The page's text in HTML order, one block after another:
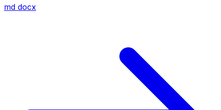
md docx